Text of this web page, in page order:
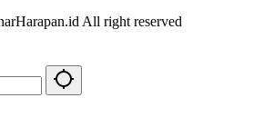
All right reserved